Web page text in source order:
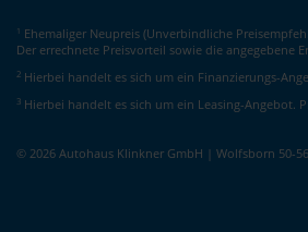
1 Ehemaliger Neupreis (Unverbindliche
Der errechnete Preisvorteil sowie die angegebene
2 Hierbei handelt es sich um ein Finanzierungs-
3 Hierbei handelt es sich um ein Leasing-Angebot.
© 2026 Autohaus Klinkner GmbH | Wolfsborn 50-